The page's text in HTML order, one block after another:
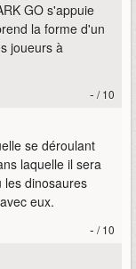
GO s'appuie
la forme d'un
joueurs à
- / 10
se déroulant
laquelle il sera
les dinosaures
eux.
- / 10